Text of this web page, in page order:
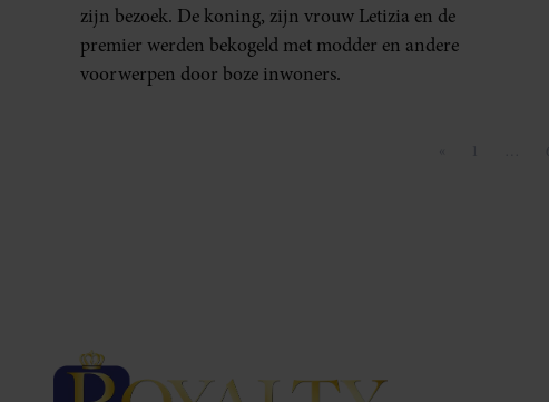
zijn bezoek. De koning, zijn vrouw Letizia en de
premier werden bekogeld met modder en andere
voorwerpen door boze inwoners.